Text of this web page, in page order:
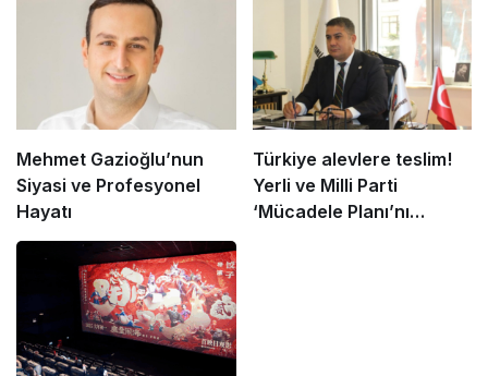
Mehmet Gazioğlu’nun
Siyasi ve Profesyonel
Hayatı
Türkiye alevlere teslim!
Yerli ve Milli Parti
‘Mücadele Planı’nı